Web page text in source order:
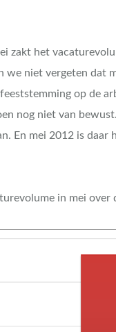
zakt het
we niet vergeten dat
op de
nog niet van
En mei 2012 is daar
in mei over